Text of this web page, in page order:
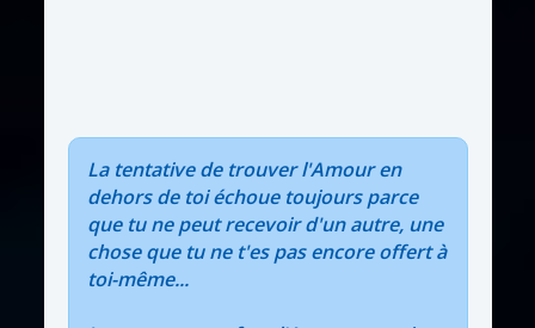
La tentative de trouver l'Amour en
dehors de toi échoue toujours parce
que tu ne peut recevoir d'un autre, une
chose que tu ne t'es pas encore offert à
toi-même...